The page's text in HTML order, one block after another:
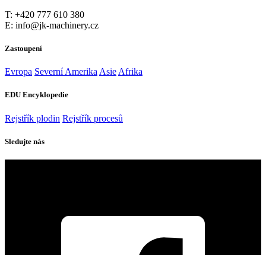
T: +420 777 610 380
E: info@jk-machinery.cz
Zastoupení
Evropa Severní Amerika Asie Afrika
EDU Encyklopedie
Rejstřík plodin Rejstřík procesů
Sledujte nás